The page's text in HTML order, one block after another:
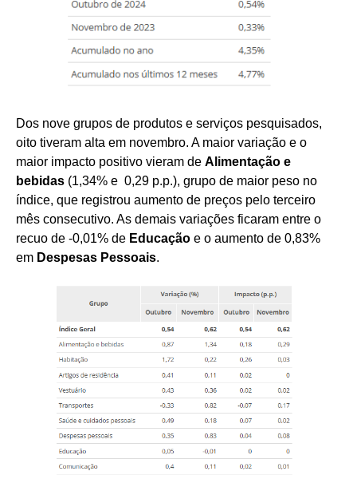
Dos nove grupos de produtos e serviços pesquisados,
oito tiveram alta em novembro. A maior variação e o
maior impacto positivo vieram de Alimentação e
bebidas (1,34% e 0,29 p.p.), grupo de maior peso no
índice, que registrou aumento de preços pelo terceiro
mês consecutivo. As demais variações ficaram entre o
recuo de -0,01% de Educação e o aumento de 0,83%
em Despesas Pessoais.